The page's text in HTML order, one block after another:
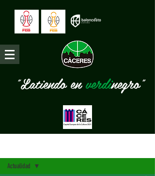
"Latiendo enverdinegro"
Actualidad